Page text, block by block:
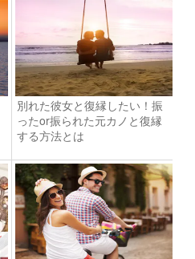
別れた彼女と復縁したい！振
ったor振られた元カノと復縁
する方法とは